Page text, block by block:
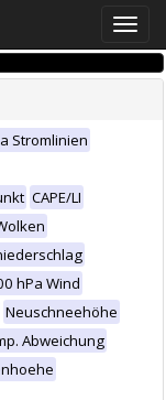
Toggle
Stromlinien
CAPE/LI
hPa Wind
Neuschneehöhe
Abweichung